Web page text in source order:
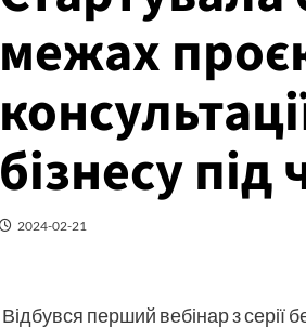
межах
бізнесу під
2024-02-21
Відбувся перший вебінар з серії